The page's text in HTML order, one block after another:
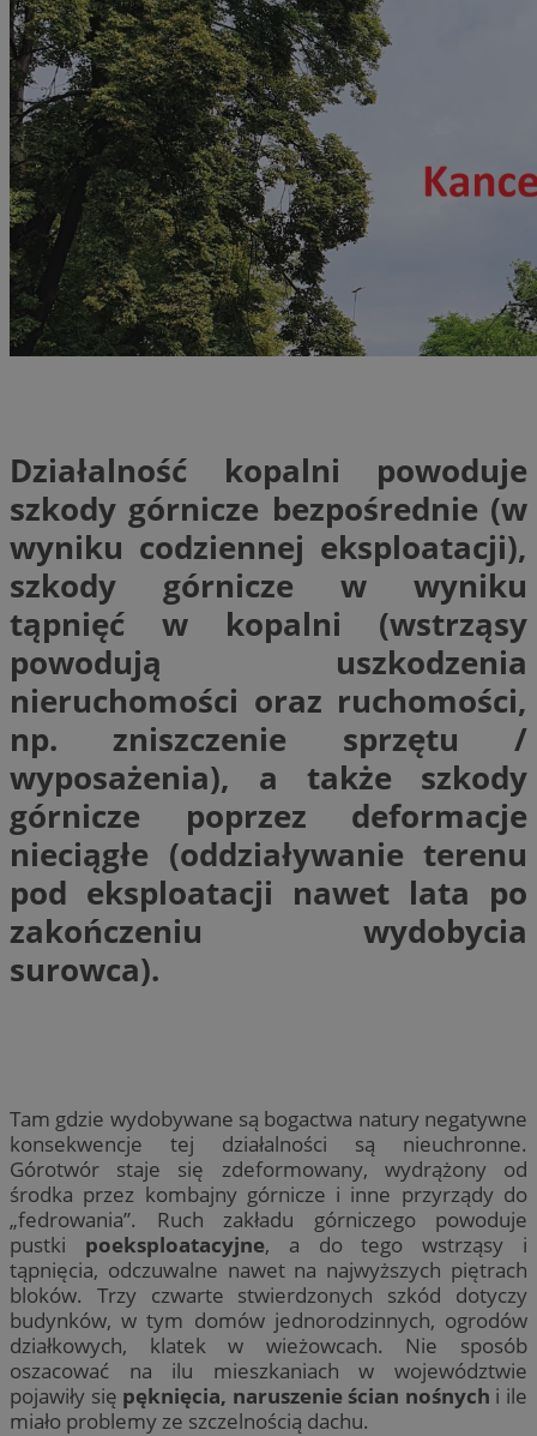
Działalność kopalni powoduje
szkody górnicze bezpośrednie (w
wyniku codziennej eksploatacji),
szkody górnicze w wyniku
tąpnięć w kopalni (wstrząsy
powodują uszkodzenia
nieruchomości oraz ruchomości,
np. zniszczenie sprzętu /
wyposażenia), a także szkody
górnicze poprzez deformacje
nieciągłe (oddziaływanie terenu
pod eksploatacji nawet lata po
zakończeniu wydobycia
surowca).
Tam gdzie wydobywane są bogactwa natury negatywne
konsekwencje tej działalności są nieuchronne.
Górotwór staje się zdeformowany, wydrążony od
środka przez kombajny górnicze i inne przyrządy do
„fedrowania”. Ruch zakładu górniczego powoduje
pustki poeksploatacyjne, a do tego wstrząsy i
tąpnięcia, odczuwalne nawet na najwyższych piętrach
bloków. Trzy czwarte stwierdzonych szkód dotyczy
budynków, w tym domów jednorodzinnych, ogrodów
działkowych, klatek w wieżowcach. Nie sposób
oszacować na ilu mieszkaniach w województwie
pojawiły się pęknięcia, naruszenie ścian nośnych i ile
miało problemy ze szczelnością dachu.